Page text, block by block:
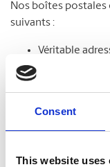
Consent
This website uses
Nos boîtes postales
suivants :
Véritable
Réception de
Accès
jour et nuit*